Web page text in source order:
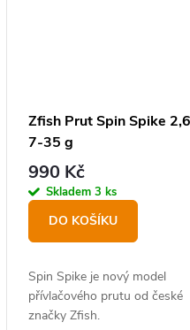
Zfish Prut Spin Spike
7-35 g
990 Kč
Skladem 3 ks
DO KOŠÍKU
Spin Spike je nový model
přívlačového prutu od české
značky Zfish.